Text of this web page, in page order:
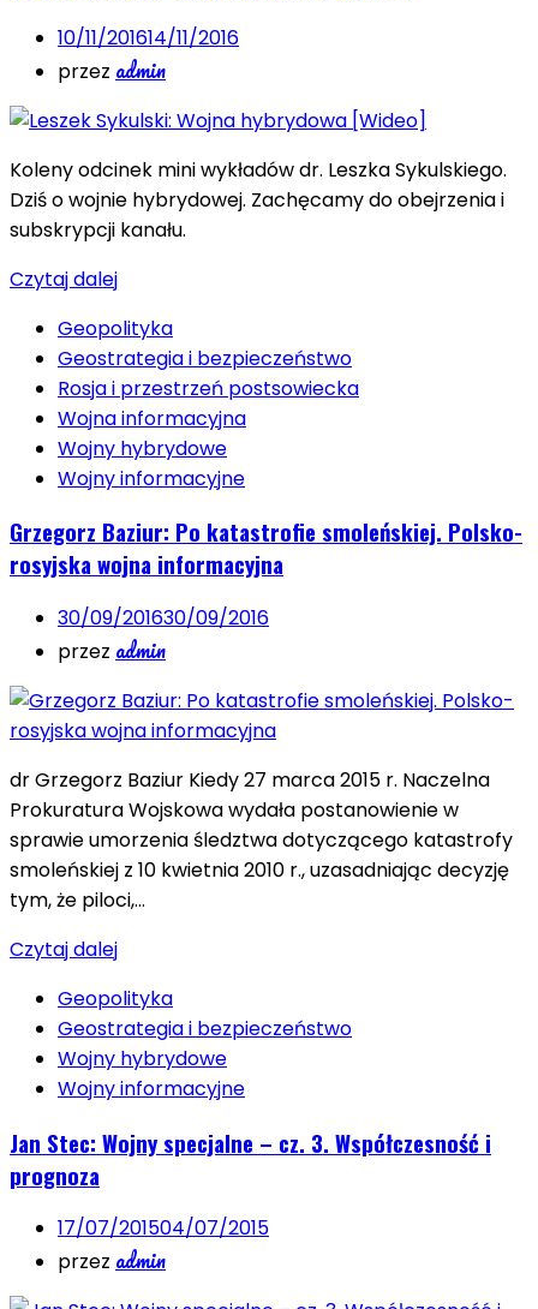
10/11/201614/11/2016
przez admin
Koleny odcinek mini wykładów dr. Leszka Sykulskiego.
Dziś o wojnie hybrydowej. Zachęcamy do obejrzenia i
subskrypcji kanału.
Czytaj dalej
Geopolityka
Geostrategia i bezpieczeństwo
Rosja i przestrzeń postsowiecka
Wojna informacyjna
Wojny hybrydowe
Wojny informacyjne
Grzegorz Baziur: Po katastrofie smoleńskiej. Polsko-
rosyjska wojna informacyjna
30/09/201630/09/2016
przez admin
dr Grzegorz Baziur Kiedy 27 marca 2015 r. Naczelna
Prokuratura Wojskowa wydała postanowienie w
sprawie umorzenia śledztwa dotyczącego katastrofy
smoleńskiej z 10 kwietnia 2010 r., uzasadniając decyzję
tym, że piloci,…
Czytaj dalej
Geopolityka
Geostrategia i bezpieczeństwo
Wojny hybrydowe
Wojny informacyjne
Jan Stec: Wojny specjalne – cz. 3. Współczesność i
prognoza
17/07/201504/07/2015
przez admin